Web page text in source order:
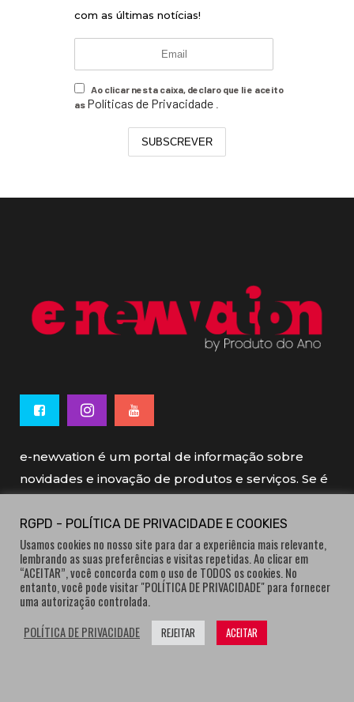
com as últimas notícias!
Ao clicar nesta caixa, declaro que li e aceito
as Políticas de Privacidade
SUBSCREVER
e-newvation é um portal de informação sobre
novidades e inovação de produtos e serviços. Se é
e-newvation tem o patrocínio do “Produto do
Ano”, o prémio de inovação atribuído por
consumidores.
RGPD - POLÍTICA DE PRIVACIDADE E COOKIES
Usamos cookies no nosso site para dar a experiência mais relevante,
lembrando as suas preferências e visitas repetidas. Ao clicar em
“ACEITAR”, você concorda com o uso de TODOS os cookies. No
entanto, você pode visitar "POLÍTICA DE PRIVACIDADE" para fornecer
uma autorização controlada.
POLÍTICA DE PRIVACIDADE
REJEITAR ACEITAR